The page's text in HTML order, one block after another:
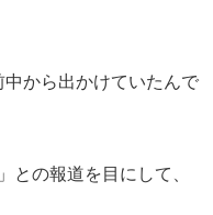
から出かけていたんで
との報道を目にして、